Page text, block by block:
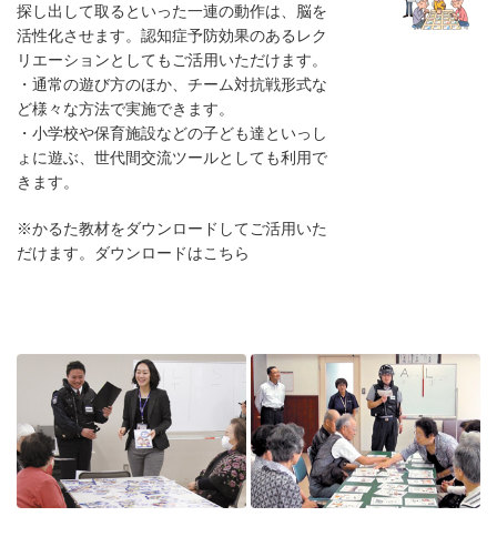
探し出して取るといった一連の動作は、脳を
活性化させます。認知症予防効果のあるレク
リエーションとしてもご活用いただけます。
・通常の遊び方のほか、チーム対抗戦形式な
ど様々な方法で実施できます。
・小学校や保育施設などの子ども達といっし
ょに遊ぶ、世代間交流ツールとしても利用で
きます。
※かるた教材をダウンロードしてご活用いた
だけます。ダウンロードはこちら